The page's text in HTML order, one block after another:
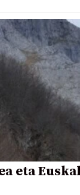
eta